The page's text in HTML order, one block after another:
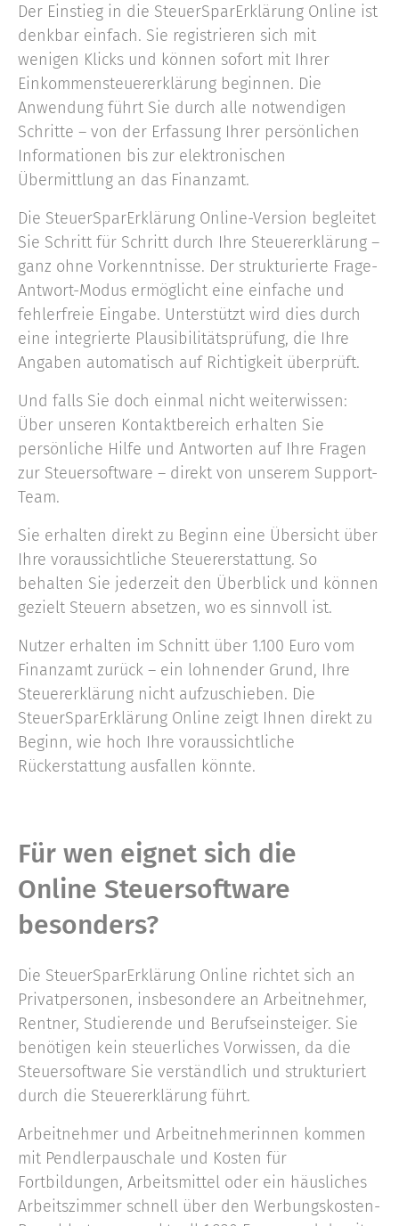
Der Einstieg in die SteuerSparErklärung Online ist
denkbar einfach. Sie registrieren sich mit
wenigen Klicks und können sofort mit Ihrer
Einkommensteuererklärung beginnen. Die
Anwendung führt Sie durch alle notwendigen
Schritte – von der Erfassung Ihrer persönlichen
Informationen bis zur elektronischen
Übermittlung an das Finanzamt.
Die SteuerSparErklärung Online-Version begleitet
Sie Schritt für Schritt durch Ihre Steuererklärung –
ganz ohne Vorkenntnisse. Der strukturierte Frage-
Antwort-Modus ermöglicht eine einfache und
fehlerfreie Eingabe. Unterstützt wird dies durch
eine integrierte Plausibilitätsprüfung, die Ihre
Angaben automatisch auf Richtigkeit überprüft.
Und falls Sie doch einmal nicht weiterwissen:
Über unseren Kontaktbereich erhalten Sie
persönliche Hilfe und Antworten auf Ihre Fragen
zur Steuersoftware – direkt von unserem Support-
Team.
Sie erhalten direkt zu Beginn eine Übersicht über
Ihre voraussichtliche Steuererstattung. So
behalten Sie jederzeit den Überblick und können
gezielt Steuern absetzen, wo es sinnvoll ist.
Nutzer erhalten im Schnitt über 1.100 Euro vom
Finanzamt zurück – ein lohnender Grund, Ihre
Steuererklärung nicht aufzuschieben. Die
SteuerSparErklärung Online zeigt Ihnen direkt zu
Beginn, wie hoch Ihre voraussichtliche
Rückerstattung ausfallen könnte.
Für wen eignet sich die
Online Steuersoftware
besonders?
Die SteuerSparErklärung Online richtet sich an
Privatpersonen, insbesondere an Arbeitnehmer,
Rentner, Studierende und Berufseinsteiger. Sie
benötigen kein steuerliches Vorwissen, da die
Steuersoftware Sie verständlich und strukturiert
durch die Steuererklärung führt.
Arbeitnehmer und Arbeitnehmerinnen kommen
mit Pendlerpauschale und Kosten für
Fortbildungen, Arbeitsmittel oder ein häusliches
Arbeitszimmer schnell über den Werbungskosten-